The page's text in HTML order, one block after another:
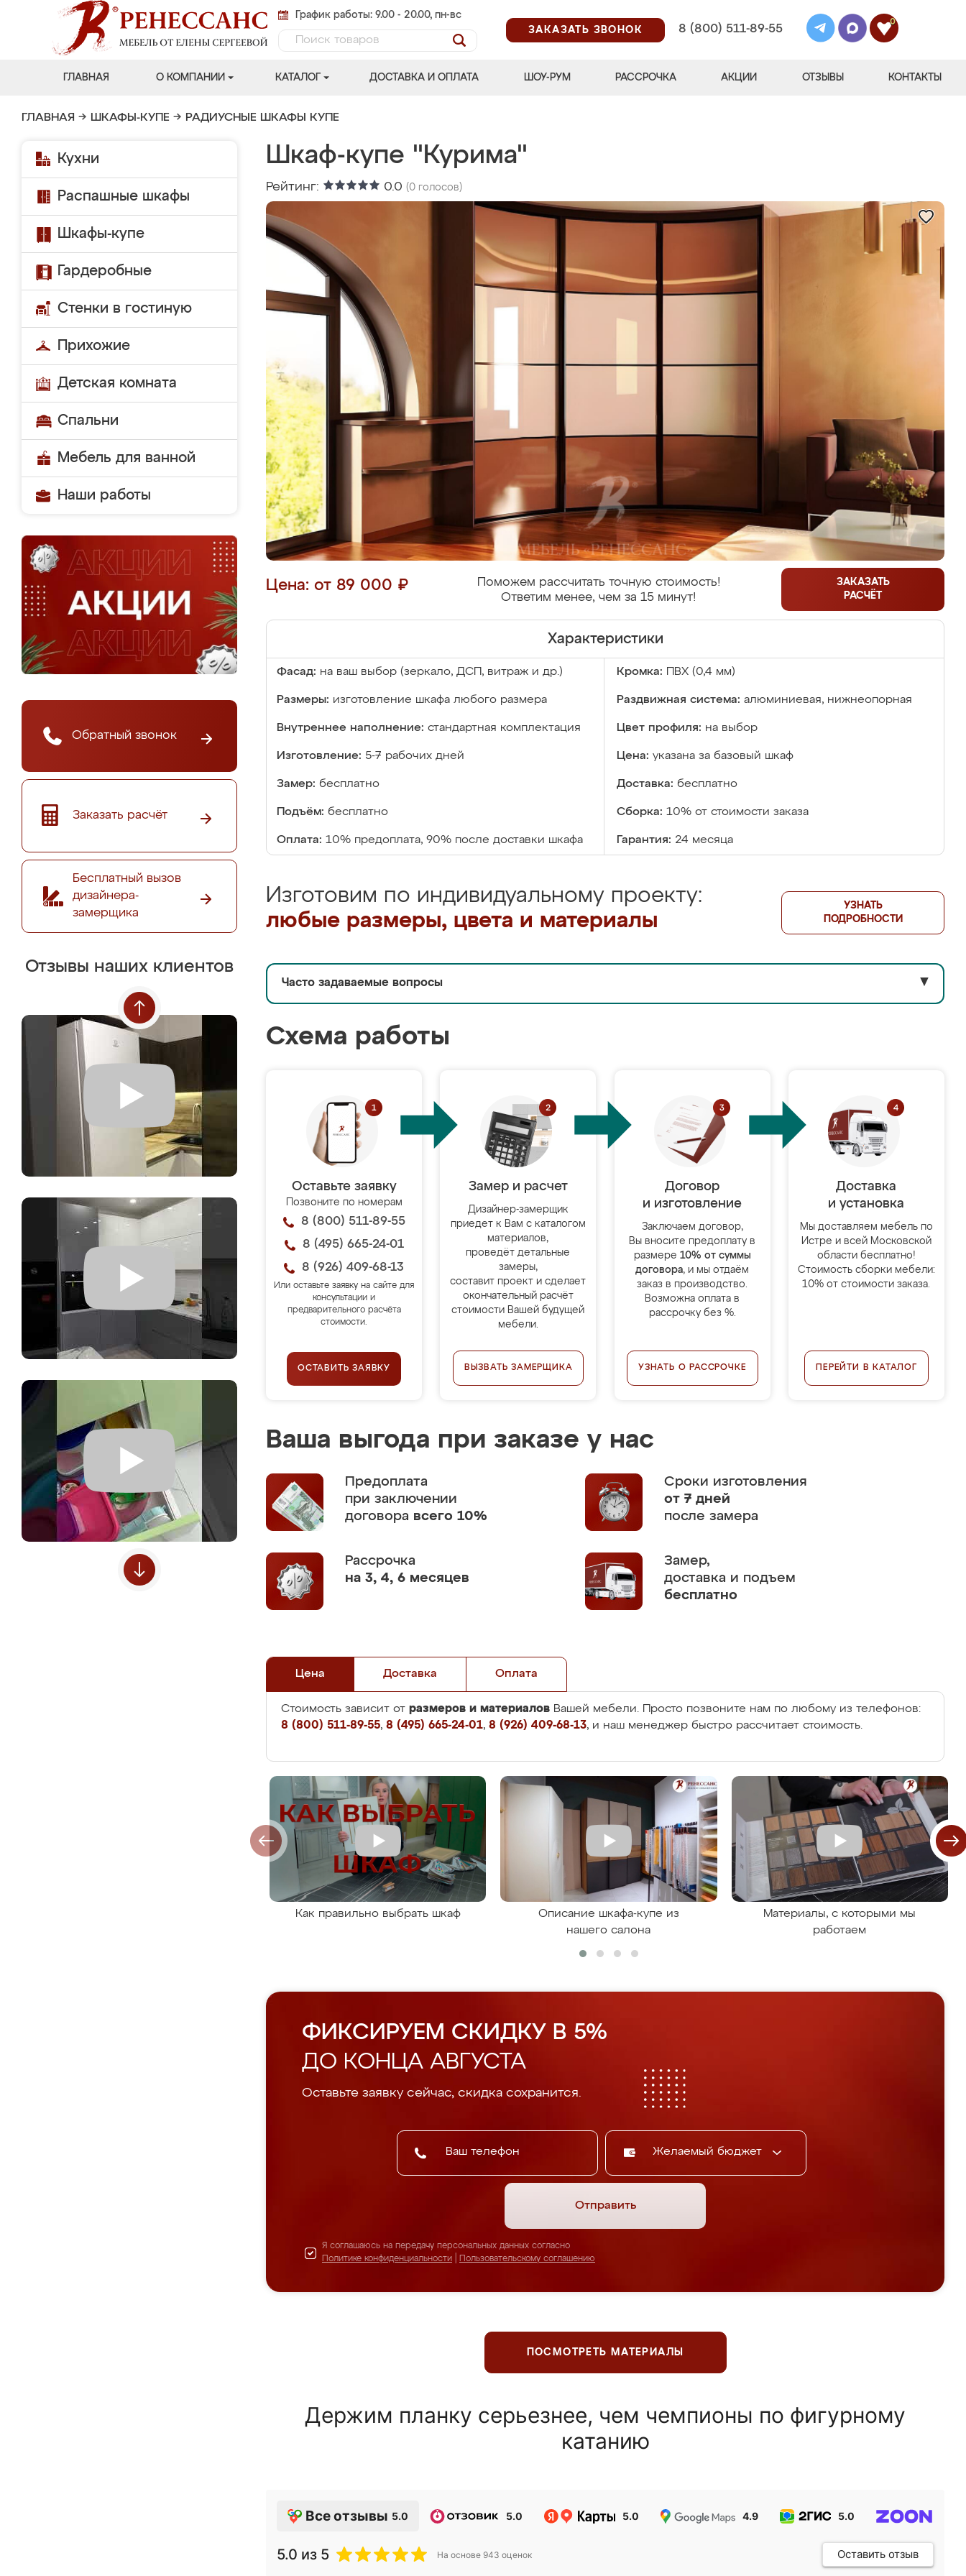
График работы: 9.00 - 20.00, пн-вс
ЗАКАЗАТЬ ЗВОНОК
8 (800) 511-89-55
0
ГЛАВНАЯ О КОМПАНИИ КАТАЛОГ ДОСТАВКА И ОПЛАТА ШОУ-РУМ РАССРОЧКА АКЦИИ ОТЗЫВЫ КОНТАКТЫ
ГЛАВНАЯ → ШКАФЫ-КУПЕ → РАДИУСНЫЕ ШКАФЫ КУПЕ
Кухни
Распашные шкафы
Шкафы-купе
Гардеробные
Стенки в гостиную
Прихожие
Детская комната
Спальни
Мебель для ванной
Наши работы
Обратный звонок
Заказать расчёт
Бесплатный вызов
дизайнера-
замерщика
Отзывы наших клиентов
Шкаф-купе "Курима"
Рейтинг: 0.0 (0 голосов)
Цена: от 89 000 ₽
Поможем рассчитать точную стоимость!
Ответим менее, чем за 15 минут!
ЗАКАЗАТЬ
РАСЧЁТ
Характеристики
Фасад: на ваш выбор (зеркало, ДСП, витраж и др.) Кромка: ПВХ (0,4 мм)
Размеры: изготовление шкафа любого размера Раздвижная система: алюминиевая, нижнеопорная
Внутреннее наполнение: стандартная комплектация Цвет профиля: на выбор
Изготовление: 5-7 рабочих дней Цена: указана за базовый шкаф
Замер: бесплатно Доставка: бесплатно
Подъём: бесплатно Сборка: 10% от стоимости заказа
Оплата: 10% предоплата, 90% после доставки шкафа Гарантия: 24 месяца
Изготовим по индивидуальному проекту:
любые размеры, цвета и материалы
УЗНАТЬ
ПОДРОБНОСТИ
Часто задаваемые вопросы ▼
Схема работы
Оставьте заявку
Позвоните по номерам
8 (800) 511-89-55
8 (495) 665-24-01
8 (926) 409-68-13
Или оставьте заявку на сайте для
консультации и
предварительного расчёта
стоимости.
ОСТАВИТЬ ЗАЯВКУ
Замер и расчет
Дизайнер-замерщик
приедет к Вам с каталогом
материалов,
проведёт детальные
замеры,
составит проект и сделает
окончательный расчёт
стоимости Вашей будущей
мебели.
ВЫЗВАТЬ ЗАМЕРЩИКА
Договор
и изготовление
Заключаем договор,
Вы вносите предоплату в
размере 10% от суммы
договора, и мы отдаём
заказ в производство.
Возможна оплата в
рассрочку без %.
УЗНАТЬ О РАССРОЧКЕ
Доставка
и установка
Мы доставляем мебель по
Истре и всей Московской
области бесплатно!
Стоимость сборки мебели:
10% от стоимости заказа.
ПЕРЕЙТИ В КАТАЛОГ
Ваша выгода при заказе у нас
Предоплата
при заключении
договора всего 10%
Сроки изготовления
от 7 дней
после замера
Рассрочка
на 3, 4, 6 месяцев
Замер,
доставка и подъем
бесплатно
Цена Доставка Оплата
Стоимость зависит от размеров и материалов Вашей мебели. Просто позвоните нам по любому из телефонов:
8 (800) 511-89-55, 8 (495) 665-24-01, 8 (926) 409-68-13, и наш менеджер быстро рассчитает стоимость.
Как правильно выбрать шкаф
Описание шкафа-купе из
нашего салона
Материалы, с которыми мы
работаем
ФИКСИРУЕМ СКИДКУ В 5%
ДО КОНЦА АВГУСТА
Оставьте заявку сейчас, скидка сохранится.
Желаемый бюджет
Отправить
Я соглашаюсь на передачу персональных данных согласно
Политике конфиденциальности
Пользовательскому соглашению
ПОСМОТРЕТЬ МАТЕРИАЛЫ
Держим планку серьезнее, чем чемпионы по фигурному
катанию
Все отзывы 5.0 5.0 5.0 4.9 5.0
5.0 из 5 На основе 943 оценок Оставить отзыв